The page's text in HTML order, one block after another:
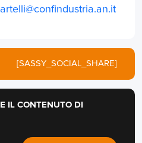
[SASSY_SOCIAL_SHARE]
IL CONTENUTO DI